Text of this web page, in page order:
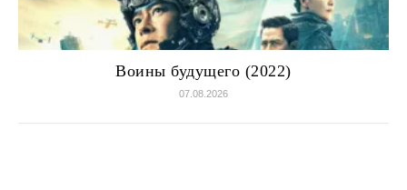
Воины будущего (2022)
07.08.2026